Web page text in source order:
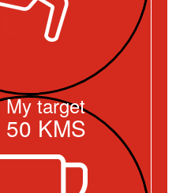
My target
50 KMS